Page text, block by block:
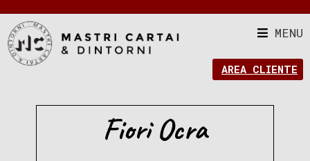
MENU
AREA CLIENTE
Fiori Ocra